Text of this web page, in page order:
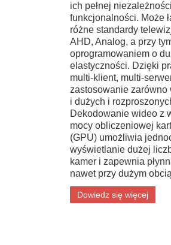
ich pełnej
funkcjonalności. Może
różne standardy
AHD, Analog, a przy
oprogramowaniem o
elastyczności. Dzięki
multi-klient, multi-
zastosowanie zarówno
i dużych i
Dekodowanie wideo z
mocy obliczeniowej
(GPU) umożliwia
wyświetlanie dużej
kamer i zapewnia
nawet przy dużym
Dowiedz się więcej